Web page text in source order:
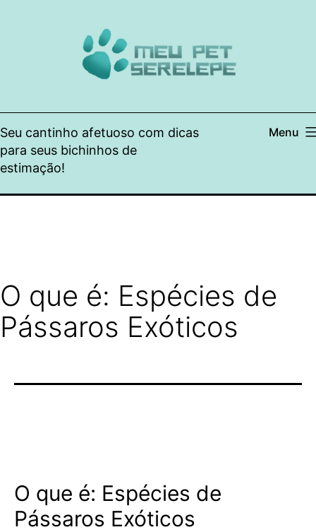
Seu cantinho afetuoso com dicas
para seus bichinhos de
estimação!
Menu
O que é: Espécies de
Pássaros Exóticos
O que é: Espécies de
Pássaros Exóticos